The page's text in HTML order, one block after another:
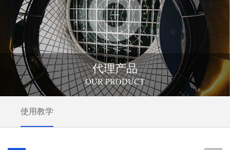
代理产品
OUR PRODUCT
使用教学